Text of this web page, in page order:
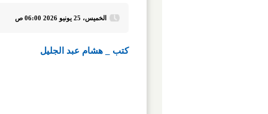
الخميس، 25 يونيو 2026 06:00 ص
كتب _ هشام عبد الجليل